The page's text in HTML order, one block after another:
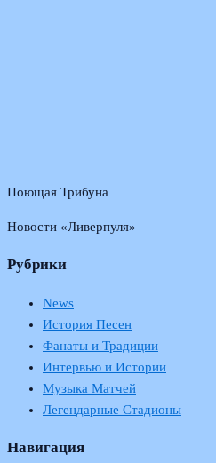
Поющая Трибуна
Новости «Ливерпуля»
Рубрики
News
История Песен
Фанаты и Традиции
Интервью и Истории
Музыка Матчей
Легендарные Стадионы
Навигация